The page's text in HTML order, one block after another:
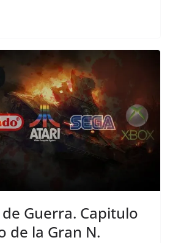
Guerra. Capitulo
de la Gran N.